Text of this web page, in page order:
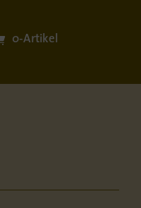
0-Artikel